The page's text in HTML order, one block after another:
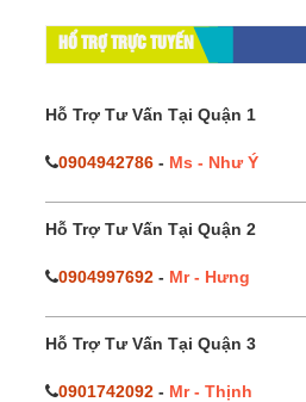
HỔ TRỢ TRỰC TUYẾN
Hỗ Trợ Tư Vấn Tại Quận 1
0904942786 - Ms - Như Ý
Hỗ Trợ Tư Vấn Tại Quận 2
0904997692 - Mr - Hưng
Hỗ Trợ Tư Vấn Tại Quận 3
0901742092 - Mr - Thịnh